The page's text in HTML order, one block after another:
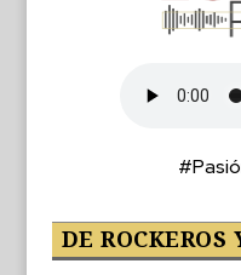
DE ROCKEROS